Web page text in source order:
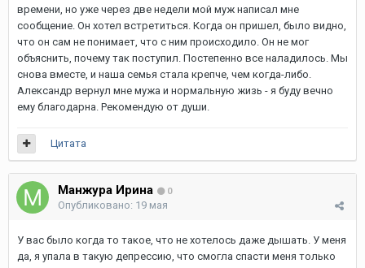
времени, но уже через две недели мой муж написал мне
сообщение. Он хотел встретиться. Когда он пришел, было видно,
что он сам не понимает, что с ним происходило. Он не мог
объяснить, почему так поступил. Постепенно все наладилось. Мы
снова вместе, и наша семья стала крепче, чем когда-либо.
Александр вернул мне мужа и нормальную жизь - я буду вечно
ему благодарна. Рекомендую от души.
Цитата
Манжура Ирина 0
Опубликовано: 19 мая
У вас было когда то такое, что не хотелось даже дышать. У меня
да, я упала в такую депрессию, что смогла спасти меня только